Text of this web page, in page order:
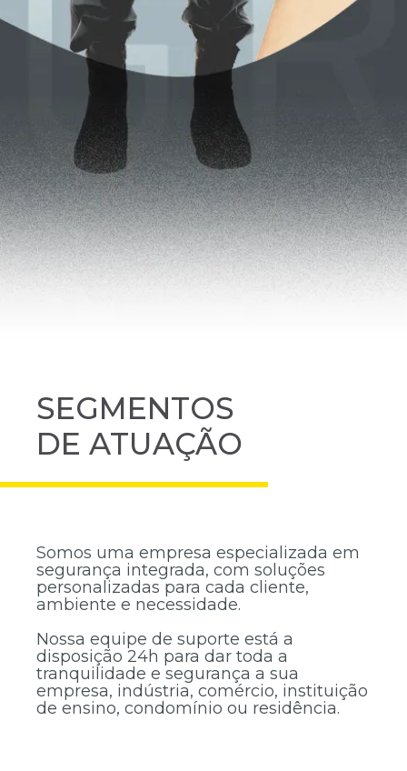
SEGMENTOS
DE ATUAÇÃO
Somos uma empresa especializada em
segurança integrada, com soluções
personalizadas para cada cliente,
ambiente e necessidade.
Nossa equipe de suporte está a
disposição 24h para dar toda a
tranquilidade e segurança a sua
empresa, indústria, comércio, instituição
de ensino, condomínio ou residência.